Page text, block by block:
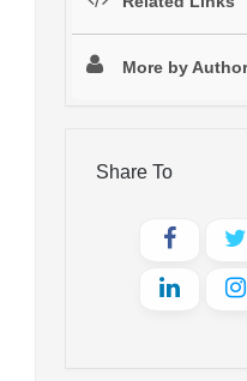
More by
Share To